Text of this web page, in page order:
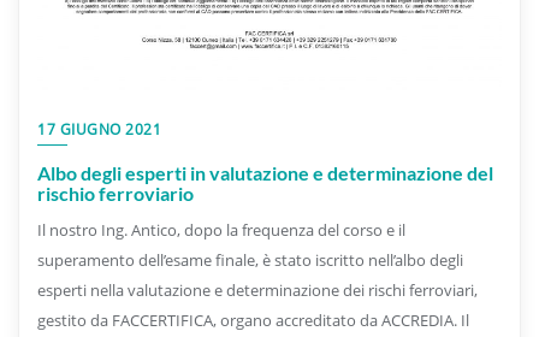
17 GIUGNO 2021
Albo degli esperti in valutazione e determinazione del
rischio ferroviario
Il nostro Ing. Antico, dopo la frequenza del corso e il
superamento dell’esame finale, è stato iscritto nell’albo degli
esperti nella valutazione e determinazione dei rischi ferroviari,
gestito da FACCERTIFICA, organo accreditato da ACCREDIA. Il